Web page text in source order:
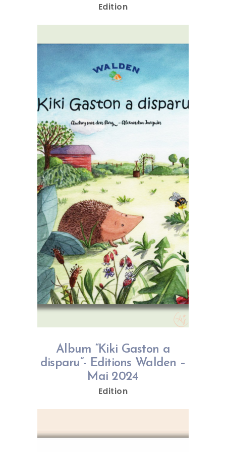
Edition
Album “Kiki Gaston a
disparu”- Editions Walden –
Mai 2024
Edition